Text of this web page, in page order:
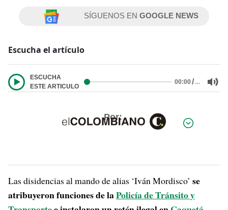
SÍGUENOS ENGOOGLE NEWS
Escucha el artículo
ESCUCHA
ESTE ARTICULO
00:00/…
Por:
Las disidencias al mando de alias ‘Iván Mordisco’ se
atribuyeron funciones de laPolicía de Tránsito y